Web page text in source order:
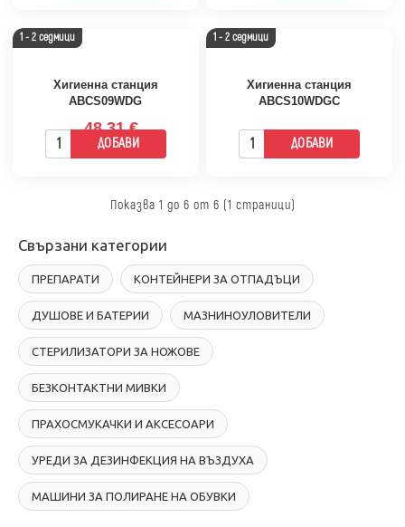
1 - 2 седмици
Хигиенна станция
ABCS09WDG
48.31 €
ДОБАВИ
1 - 2 седмици
Хигиенна станция
ABCS10WDGC
ДОБАВИ
Показва 1 до 6 от 6 (1 страници)
Свързани категории
ПРЕПАРАТИ КОНТЕЙНЕРИ ЗА ОТПАДЪЦИ
ДУШОВЕ И БАТЕРИИ МАЗНИНОУЛОВИТЕЛИ
СТЕРИЛИЗАТОРИ ЗА НОЖОВЕ
БЕЗКОНТАКТНИ МИВКИ
ПРАХОСМУКАЧКИ И АКСЕСОАРИ
УРЕДИ ЗА ДЕЗИНФЕКЦИЯ НА ВЪЗДУХА
МАШИНИ ЗА ПОЛИРАНЕ НА ОБУВКИ